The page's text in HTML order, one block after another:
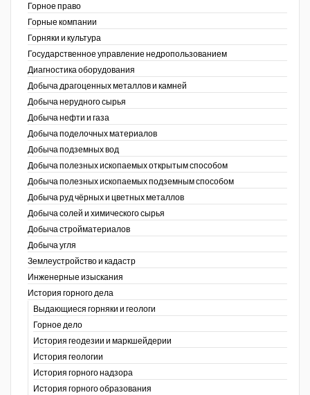
Горное право
Горные компании
Горняки и культура
Государственное управление недропользованием
Диагностика оборудования
Добыча драгоценных металлов и камней
Добыча нерудного сырья
Добыча нефти и газа
Добыча поделочных материалов
Добыча подземных вод
Добыча полезных ископаемых открытым способом
Добыча полезных ископаемых подземным способом
Добыча руд чёрных и цветных металлов
Добыча солей и химического сырья
Добыча стройматериалов
Добыча угля
Землеустройство и кадастр
Инженерные изыскания
История горного дела
Выдающиеся горняки и геологи
Горное дело
История геодезии и маркшейдерии
История геологии
История горного надзора
История горного образования
Стандарт качества
Сфера. Нефть и газ
Уголь
Уголь Кузбасса
Химагрегаты
Электроэнергия. Передача и
распределение
Coal People Magazine
PWC